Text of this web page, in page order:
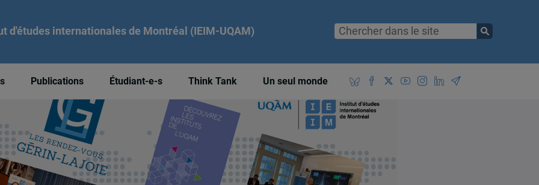
d'études internationales de Montréal (IEIM-UQAM)
Publications Étudiant-e-s Think Tank Un seul monde